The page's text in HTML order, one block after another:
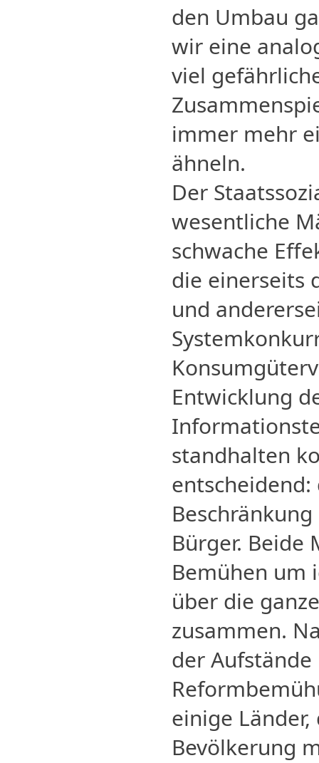
den Umbau
wir eine
viel
immer mehr
ähneln.
Der
wesentliche
schwache
die einerseits
und
Entwicklung
standhalten
Bürger. Beide
Bemühen um
über die
zusammen.
der Aufstände
einige
Bevölkerung